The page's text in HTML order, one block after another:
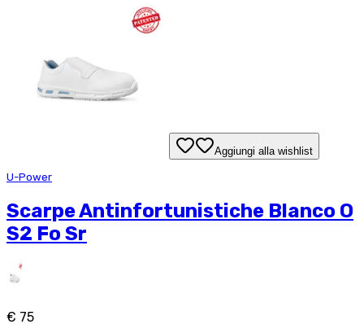
Aggiungi alla wishlist
U-Power
Scarpe Antinfortunistiche Blanco O
S2 Fo Sr
€ 75